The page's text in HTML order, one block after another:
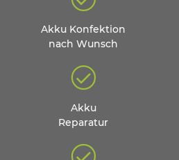
Akku Konfektion
nach Wunsch
Akku
Reparatur